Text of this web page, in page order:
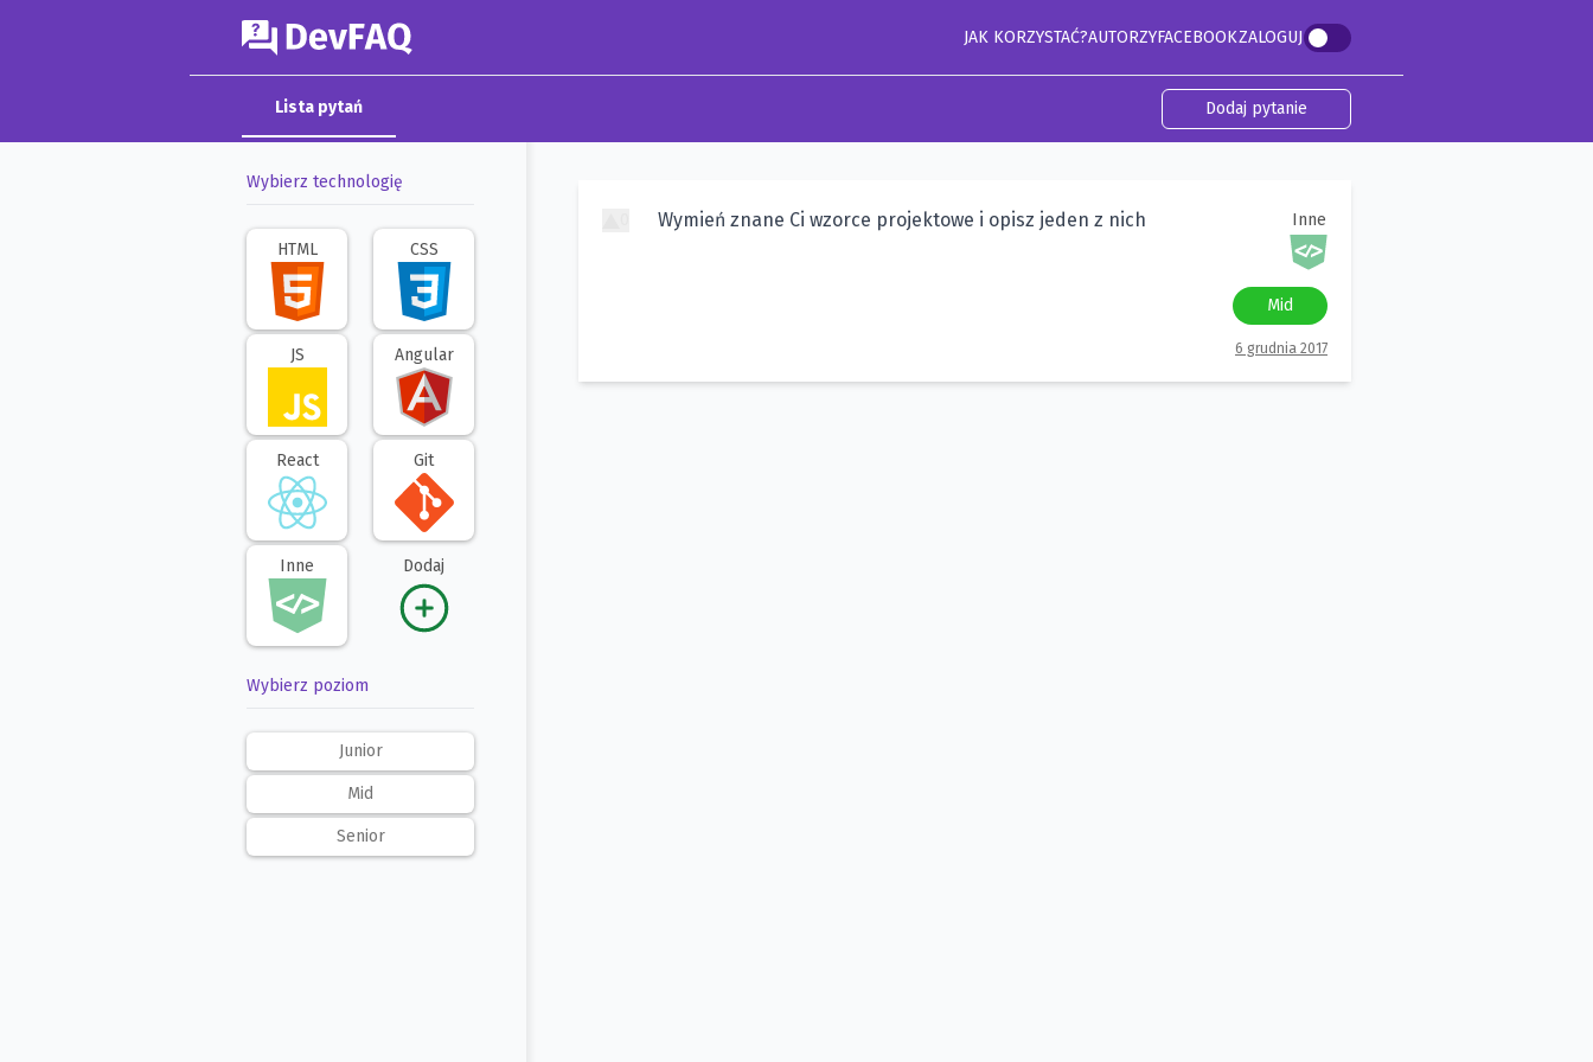
DevFAQ JAK KORZYSTAĆ?AUTORZYFACEBOOKZALOGUJ
Lista pytań Dodaj pytanie
Wybierz technologię
HTML CSS
JS Angular
React Git
Inne Dodaj
Wybierz poziom
Junior
Mid
Senior
Wymień znane Ci wzorce projektowe i opisz jeden z nich Inne
Mid
6 grudnia 2017